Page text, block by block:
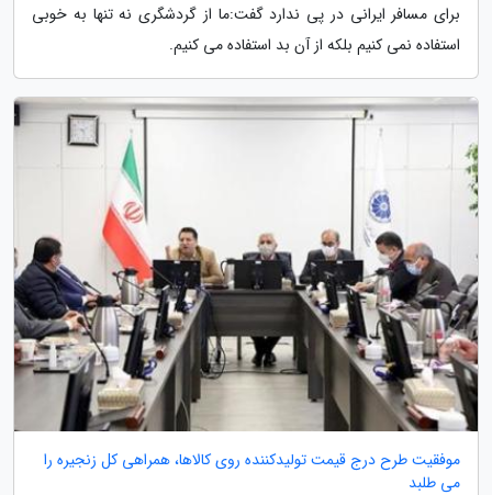
برای مسافر ایرانی در پی ندارد گفت:ما از گردشگری نه تنها به خوبی
استفاده نمی کنیم بلکه از آن بد استفاده می کنیم.
موفقیت طرح درج قیمت تولیدکننده روی کالاها، همراهی کل زنجیره را
می طلبد